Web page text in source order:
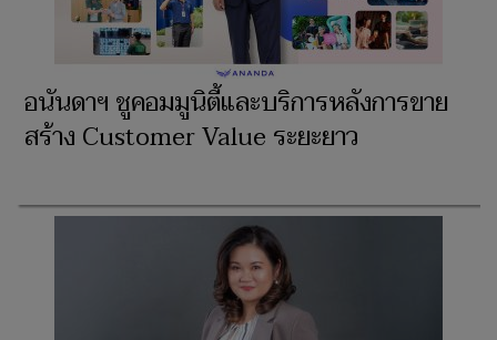
อนันดาฯ ชูคอมมูนิตี้และบริการหลังการขาย
สร้าง Customer Value ระยะยาว